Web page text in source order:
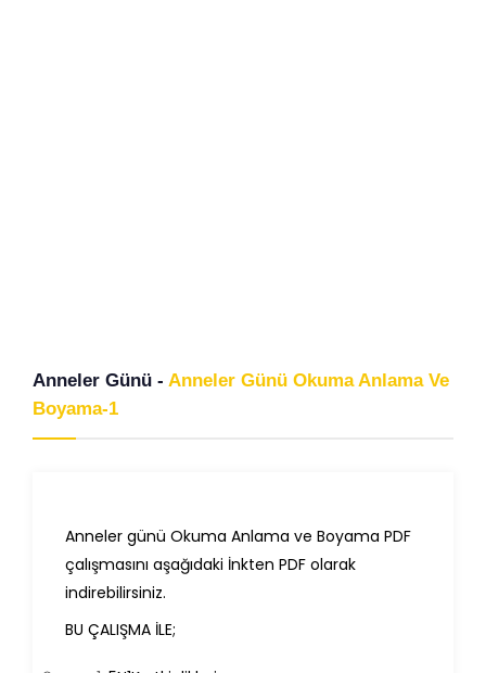
Anneler Günü - Anneler Günü Okuma Anlama Ve
Boyama-1
Anneler günü Okuma Anlama ve Boyama PDF
çalışmasını aşağıdaki İnkten PDF olarak
indirebilirsiniz.
BU ÇALIŞMA İLE;